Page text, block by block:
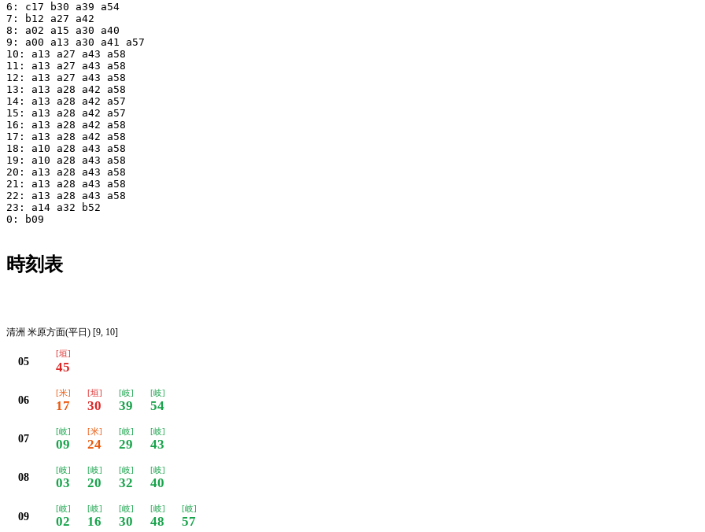
6: c17 b30 a39 a54
7: b12 a27 a42
8: a02 a15 a30 a40
9: a00 a13 a30 a41 a57
10: a13 a27 a43 a58
11: a13 a27 a43 a58
12: a13 a27 a43 a58
13: a13 a28 a42 a58
14: a13 a28 a42 a57
15: a13 a28 a42 a57
16: a13 a28 a42 a58
17: a13 a28 a42 a58
18: a10 a28 a43 a58
19: a10 a28 a43 a58
20: a13 a28 a43 a58
21: a13 a28 a43 a58
22: a13 a28 a43 a58
23: a14 a32 b52
0: b09
時刻表
清洲 米原方面(平日) [9, 10]
05
[垣]
45
06
[米]
17
[垣]
30
[岐]
39
[岐]
54
07
[岐]
09
[米]
24
[岐]
29
[岐]
43
08
[岐]
03
[岐]
20
[岐]
32
[岐]
40
09
[岐]
02
[岐]
16
[岐]
30
[岐]
48
[岐]
57